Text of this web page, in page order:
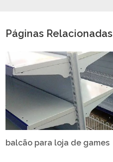
Páginas Relacionadas
balcão para loja de games